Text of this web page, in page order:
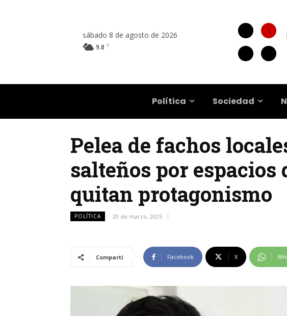
sábado 8 de agosto de 2026
9.8 C
Política Sociedad
Pelea de fachos
salteños por
quitan protagonismo
POLÍTICA 20 de marzo, 2025
Compartí Facebook X